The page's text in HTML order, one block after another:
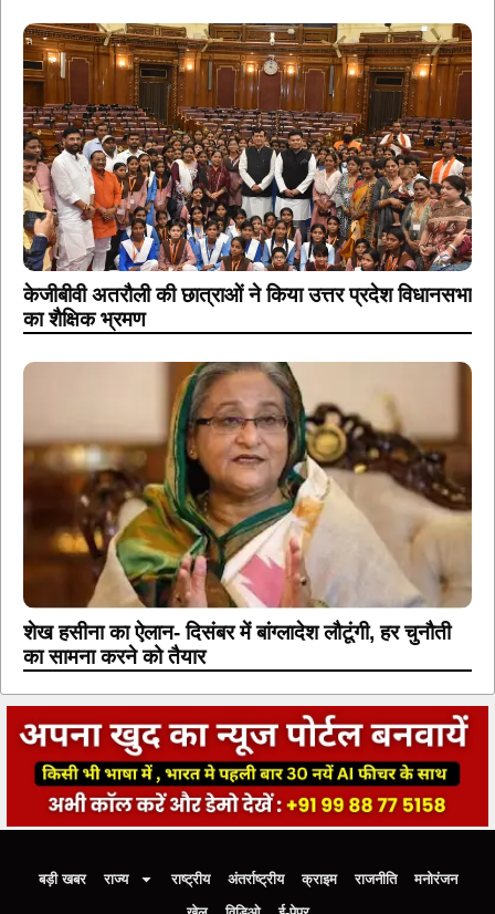
केजीबीवी अतरौली की छात्राओं ने किया उत्तर प्रदेश विधानसभा
का शैक्षिक भ्रमण
शेख हसीना का ऐलान- दिसंबर में बांग्लादेश लौटूंगी, हर चुनौती
का सामना करने को तैयार
बड़ी खबर राज्य राष्ट्रीय अंतर्राष्ट्रीय क्राइम राजनीति
मनोरंजन